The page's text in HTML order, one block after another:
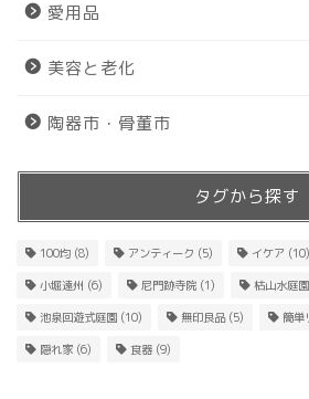
愛用品
美容と老化
陶器市・骨董市
タグから探す
100均 (8) アンティーク (5) イケア (10)
小堀遠州 (6) 尼門跡寺院 (1) 枯山水庭園
池泉回遊式庭園 (10) 無印良品(5) 簡単
隠れ家 (6) 食器 (9)